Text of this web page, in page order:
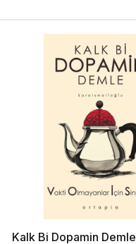
Kalk Bi Dopamin Demle